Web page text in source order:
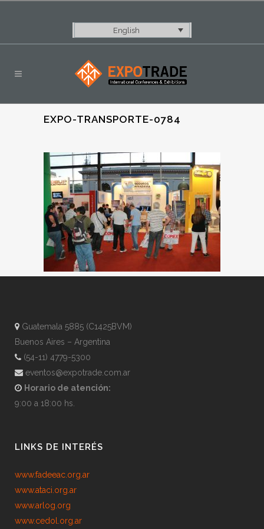
English
EXPO-TRANSPORTE-0784
Guatemala 5885 (C1425BVM)
Buenos Aires – Argentina
(54-11) 4779-5300
eventos@expotrade.com.ar
Horario de atención:
9:00 a 18:00 hs.
LINKS DE INTERÉS
www.fadeeac.org.ar
www.ataci.org.ar
www.arlog.org
www.cedol.org.ar